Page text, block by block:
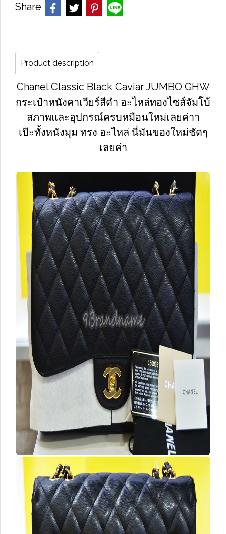
Share
Product description
Chanel Classic Black Caviar JUMBO GHW
กระเป๋าหนังคาเวียร์สีดำ อะไหล่ทองไซส์จัมโบ้
สภาพและอุปกรณ์ครบหมือนใหม่เลยค่าา
เป๊ะทั้งหนังมุม ทรง อะไหล่ นี่มันของใหม่ชัดๆ
เลยค่า